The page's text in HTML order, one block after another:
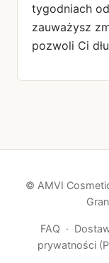
tygodniach
zauważysz
pozwoli Ci
© AMVI
FAQ ·
prywatności